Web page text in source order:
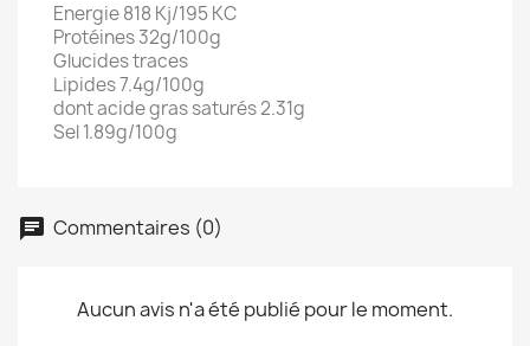
Energie 818 Kj/195 KC
Protéines 32g/100g
Glucides traces
Lipides 7.4g/100g
dont acide gras saturés 2.31g
Sel 1.89g/100g
Commentaires (0)
Aucun avis n'a été publié pour le moment.